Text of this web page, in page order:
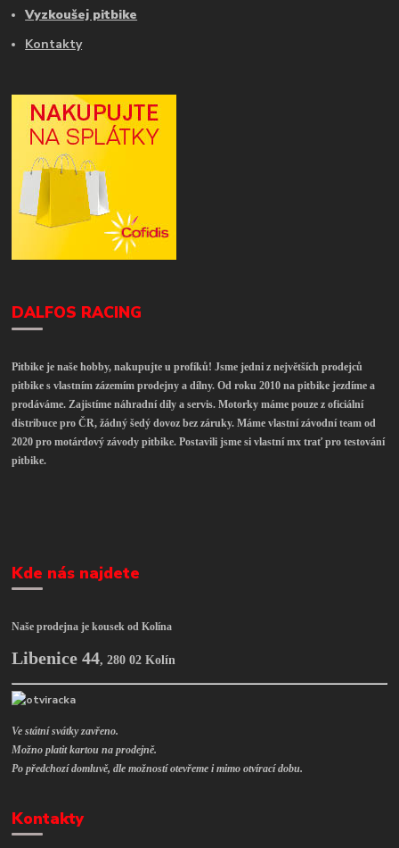
Vyzkoušej pitbike
Kontakty
DALFOS RACING
Pitbike je naše hobby, nakupujte u profíků! Jsme jedni z největších prodejců
pitbike s vlastním zázemím prodejny a dílny. Od roku 2010 na pitbike jezdíme a
prodáváme. Zajistíme náhradní díly a servis. Motorky máme pouze z oficiální
distribuce pro ČR, žádný šedý dovoz bez záruky. Máme vlastní závodní team od
2020 pro motárdový závody pitbike. Postavili jsme si vlastní mx trať pro testování
pitbike.
Kde nás najdete
Naše prodejna je kousek od Kolína
Libenice 44,280 02 Kolín
Ve státní svátky zavřeno.
Možno platit kartou na prodejně.
Po předchozí domluvě, dle možností otevřeme i mimo otvírací dobu.
Kontakty